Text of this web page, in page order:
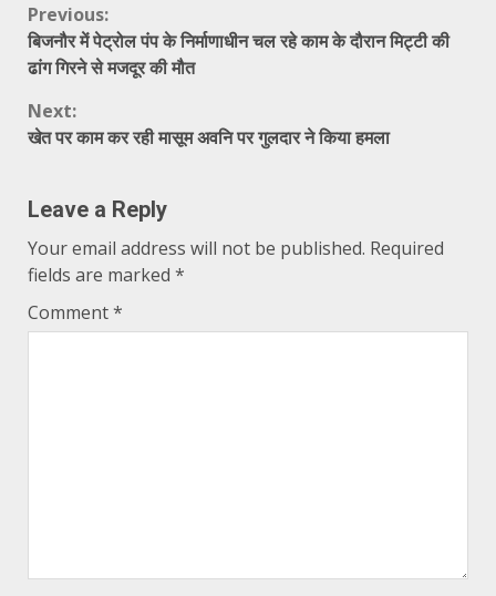
Continue
Reading
Previous:
बिजनौर में पेट्रोल पंप के निर्माणाधीन चल रहे काम के दौरान मिट्टी की
ढांग गिरने से मजदूर की मौत
Next:
खेत पर काम कर रही मासूम अवनि पर गुलदार ने किया हमला
Leave a Reply
Your email address will not be published. Required
fields are marked *
Comment*